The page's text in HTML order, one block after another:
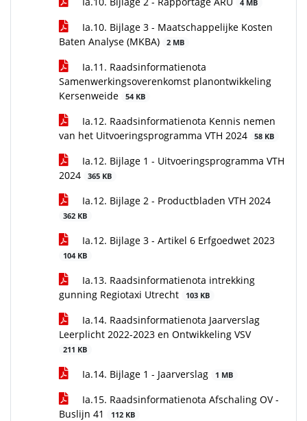
4 MB
Ia.10. Bijlage 3 - Maatschappelijke Kosten
Baten Analyse (MKBA)
2 MB
Ia.11. Raadsinformatienota
Samenwerkingsoverenkomst planontwikkeling
Kersenweide
54 KB
Ia.12. Raadsinformatienota Kennis nemen
van het Uitvoeringsprogramma VTH 2024
58 KB
Ia.12. Bijlage 1 - Uitvoeringsprogramma VTH
2024
365 KB
Ia.12. Bijlage 2 - Productbladen VTH 2024
362 KB
Ia.12. Bijlage 3 - Artikel 6 Erfgoedwet 2023
104 KB
Ia.13. Raadsinformatienota intrekking
gunning Regiotaxi Utrecht
103 KB
Ia.14. Raadsinformatienota Jaarverslag
Leerplicht 2022-2023 en Ontwikkeling VSV
211 KB
Ia.14. Bijlage 1 - Jaarverslag 1 MB
Ia.15. Raadsinformatienota Afschaling OV -
Buslijn 41
112 KB